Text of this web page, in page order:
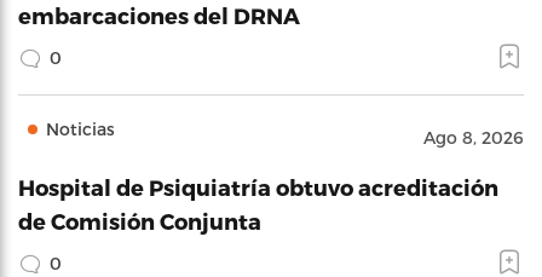
embarcaciones del DRNA
0
Noticias Ago 8, 2026
Hospital de Psiquiatría obtuvo acreditación
de Comisión Conjunta
0